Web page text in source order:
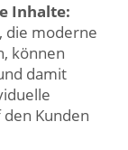
Inhalte:
die moderne
können
damit
Kunden